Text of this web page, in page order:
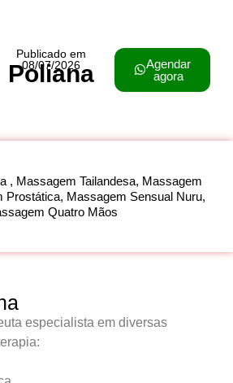
Poliana
Publicado em
08/07/2026
Agendar
agora
, Massagem Tailandesa, Massagem
Prostática, Massagem Sensual Nuru,
Quatro Mãos
especialista em diversas